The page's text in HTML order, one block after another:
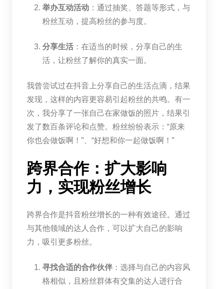
举办互动活动：通过抽奖、答题等形式，与
粉丝互动，提高粉丝的参与度。
分享生活：在适当的时候，分享自己的生
活，让粉丝了解你的真实一面。
我曾尝试过在抖音上分享自己的生活点滴，结果
发现，这样的内容更容易引起粉丝的共鸣。有一
次，我分享了一张自己在家做饭的照片，结果引
发了数百条评论和点赞。粉丝纷纷表示：“原来
你也会做饭啊！”、“好想和你一起做饭啊！”
跨界合作：扩大影响
力，实现粉丝增长
跨界合作是抖音粉丝增长的一种有效途径。通过
与其他领域的达人合作，可以扩大自己的影响
力，吸引更多粉丝。
寻找合适的合作伙伴：选择与自己的内容风
格相似，且粉丝群体有交集的达人进行合